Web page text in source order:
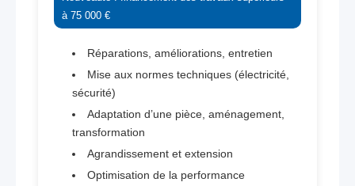
à 75 000 €
Réparations, améliorations, entretien
Mise aux normes techniques (électricité,
sécurité)
Adaptation d’une pièce, aménagement,
transformation
Agrandissement et extension
Optimisation de la performance